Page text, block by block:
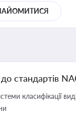
стандартів
класифікації